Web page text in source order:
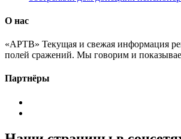
О нас
«АРТВ» Текущая и свежая информация
полей сражений. Мы говорим и
Партнёры